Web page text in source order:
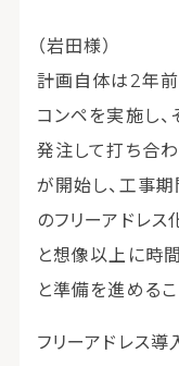
（岩田様）
計画自体は2年前
コンペを実施し
発注して打ち合
が開始し、工事
のフリーアドレ
と想像以上に時
と準備を進める
フリーアドレス